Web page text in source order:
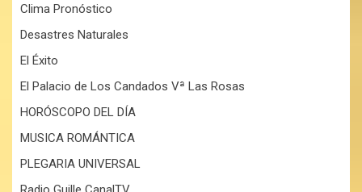
Clima Pronóstico
Desastres Naturales
El Éxito
El Palacio de Los Candados Vª Las Rosas
HORÓSCOPO DEL DÍA
MUSICA ROMÁNTICA
PLEGARIA UNIVERSAL